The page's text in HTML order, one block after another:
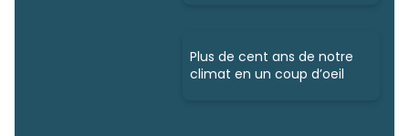
Plus de cent ans de notre
climat en un coup d’oeil